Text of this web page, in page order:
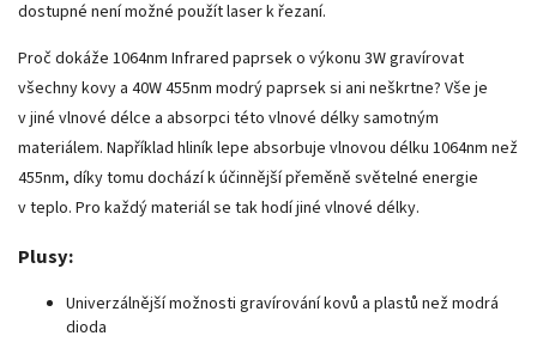
dostupné není možné použít laser k řezaní.
Proč dokáže 1064nm Infrared paprsek o výkonu 3W gravírovat
všechny kovy a 40W 455nm modrý paprsek si ani neškrtne? Vše je
v jiné vlnové délce a absorpci této vlnové délky samotným
materiálem. Například hliník lepe absorbuje vlnovou délku 1064nm než
455nm, díky tomu dochází k účinnější přeměně světelné energie
v teplo. Pro každý materiál se tak hodí jiné vlnové délky.
Plusy:
Univerzálnější možnosti gravírování kovů a plastů než modrá
dioda